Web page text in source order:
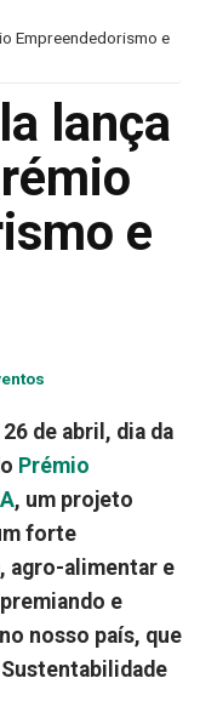
Empreendedorismo e
lança
e
de abril, dia da
Prémio
, um projeto
forte
agro-alimentar e
e
nosso país, que